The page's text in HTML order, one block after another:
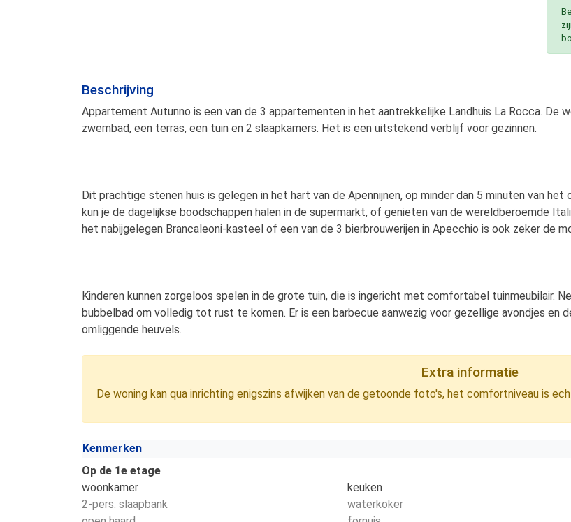
Beschrijving
Appartement Autunno is een van de 3 appartementen in het aantrekkelijke Landhuis La Rocca. De
zwembad, een terras, een tuin en 2 slaapkamers. Het is een uitstekend verblijf voor gezinnen.
Dit prachtige stenen huis is gelegen in het hart van de Apennijnen, op minder dan 5 minuten van
kun je de dagelijkse boodschappen halen in de supermarkt, of genieten van de wereldberoemde
het nabijgelegen Brancaleoni-kasteel of een van de 3 bierbrouwerijen in Apecchio is ook zeker de
Kinderen kunnen zorgeloos spelen in de grote tuin, die is ingericht met comfortabel tuinmeubilair.
bubbelbad om volledig tot rust te komen. Er is een barbecue aanwezig voor gezellige avondjes en
omliggende heuvels.
Extra informatie
De woning kan qua inrichting enigszins afwijken van de getoonde foto's, het comfortniveau is
Kenmerken
Op de 1e etage
woonkamer
2-pers. slaapbank
keuken
waterkoker